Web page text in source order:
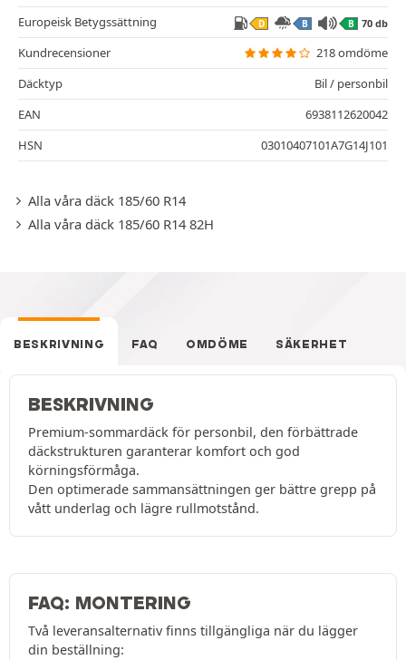
Europeisk Betygssättning
D B B 70 db
Kundrecensioner
218 omdöme
Däcktyp
Bil / personbil
EAN
6938112620042
HSN
03010407101A7G14J101
Alla våra däck 185/60 R14
Alla våra däck 185/60 R14 82H
BESKRIVNING FAQ OMDÖME SÄKERHET
BESKRIVNING
Premium-sommardäck för personbil, den förbättrade
däckstrukturen garanterar komfort och god
körningsförmåga.
Den optimerade sammansättningen ger bättre grepp på
vått underlag och lägre rullmotstånd.
FAQ: MONTERING
Två leveransalternativ finns tillgängliga när du lägger
din beställning: